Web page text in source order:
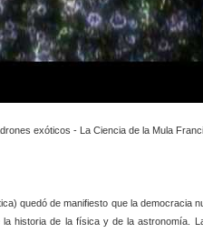
quedó de manifiesto que la democracia
historia de la física y de la astronomía.